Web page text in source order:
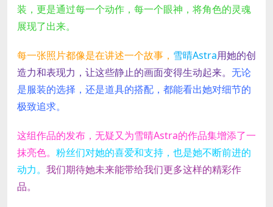
装，更是通过每一个动作，每一个眼神，将角色的灵魂
展现了出来。
每一张照片都像是在讲述一个故事， 雪晴Astra用她的创
造力和表现力，让这些静止的画面变得生动起来。 无论
是服装的选择，还是道具的搭配，都能看出她对细节的
极致追求。
这组作品的发布，无疑又为雪晴Astra的作品集增添了一
抹亮色。 粉丝们对她的喜爱和支持，也是她不断前进的
动力。 我们期待她未来能带给我们更多这样的精彩作
品。